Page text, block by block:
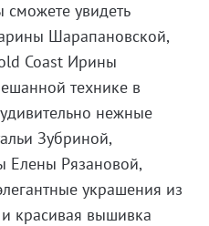
увидеть
Шарапановской,
Coast Ирины
технике в
нежные
Зубриной,
Елены Рязановой,
украшения из
красивая вышивка